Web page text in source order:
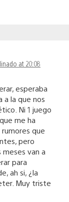
at 20:08
esperaba
a la que nos
Ni 1 juego
me ha
que
pero
van a
para
ah si, ¿la
Muy triste